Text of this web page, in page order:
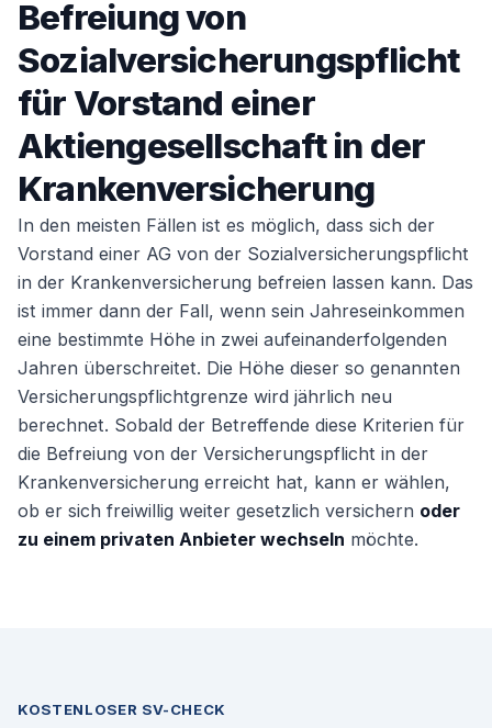
Befreiung von
Sozialversicherungspflicht
für Vorstand einer
Aktiengesellschaft in der
Krankenversicherung
In den meisten Fällen ist es möglich, dass sich der
Vorstand einer AG von der Sozialversicherungspflicht
in der Krankenversicherung befreien lassen kann. Das
ist immer dann der Fall, wenn sein Jahreseinkommen
eine bestimmte Höhe in zwei aufeinanderfolgenden
Jahren überschreitet. Die Höhe dieser so genannten
Versicherungspflichtgrenze wird jährlich neu
berechnet. Sobald der Betreffende diese Kriterien für
die Befreiung von der Versicherungspflicht in der
Krankenversicherung erreicht hat, kann er wählen,
ob er sich freiwillig weiter gesetzlich versichern oder
zu einem privaten Anbieter wechseln möchte.
KOSTENLOSER SV-CHECK